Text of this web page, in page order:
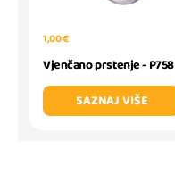
1,00 €
Vjenčano prstenje - P758
SAZNAJ VIŠE